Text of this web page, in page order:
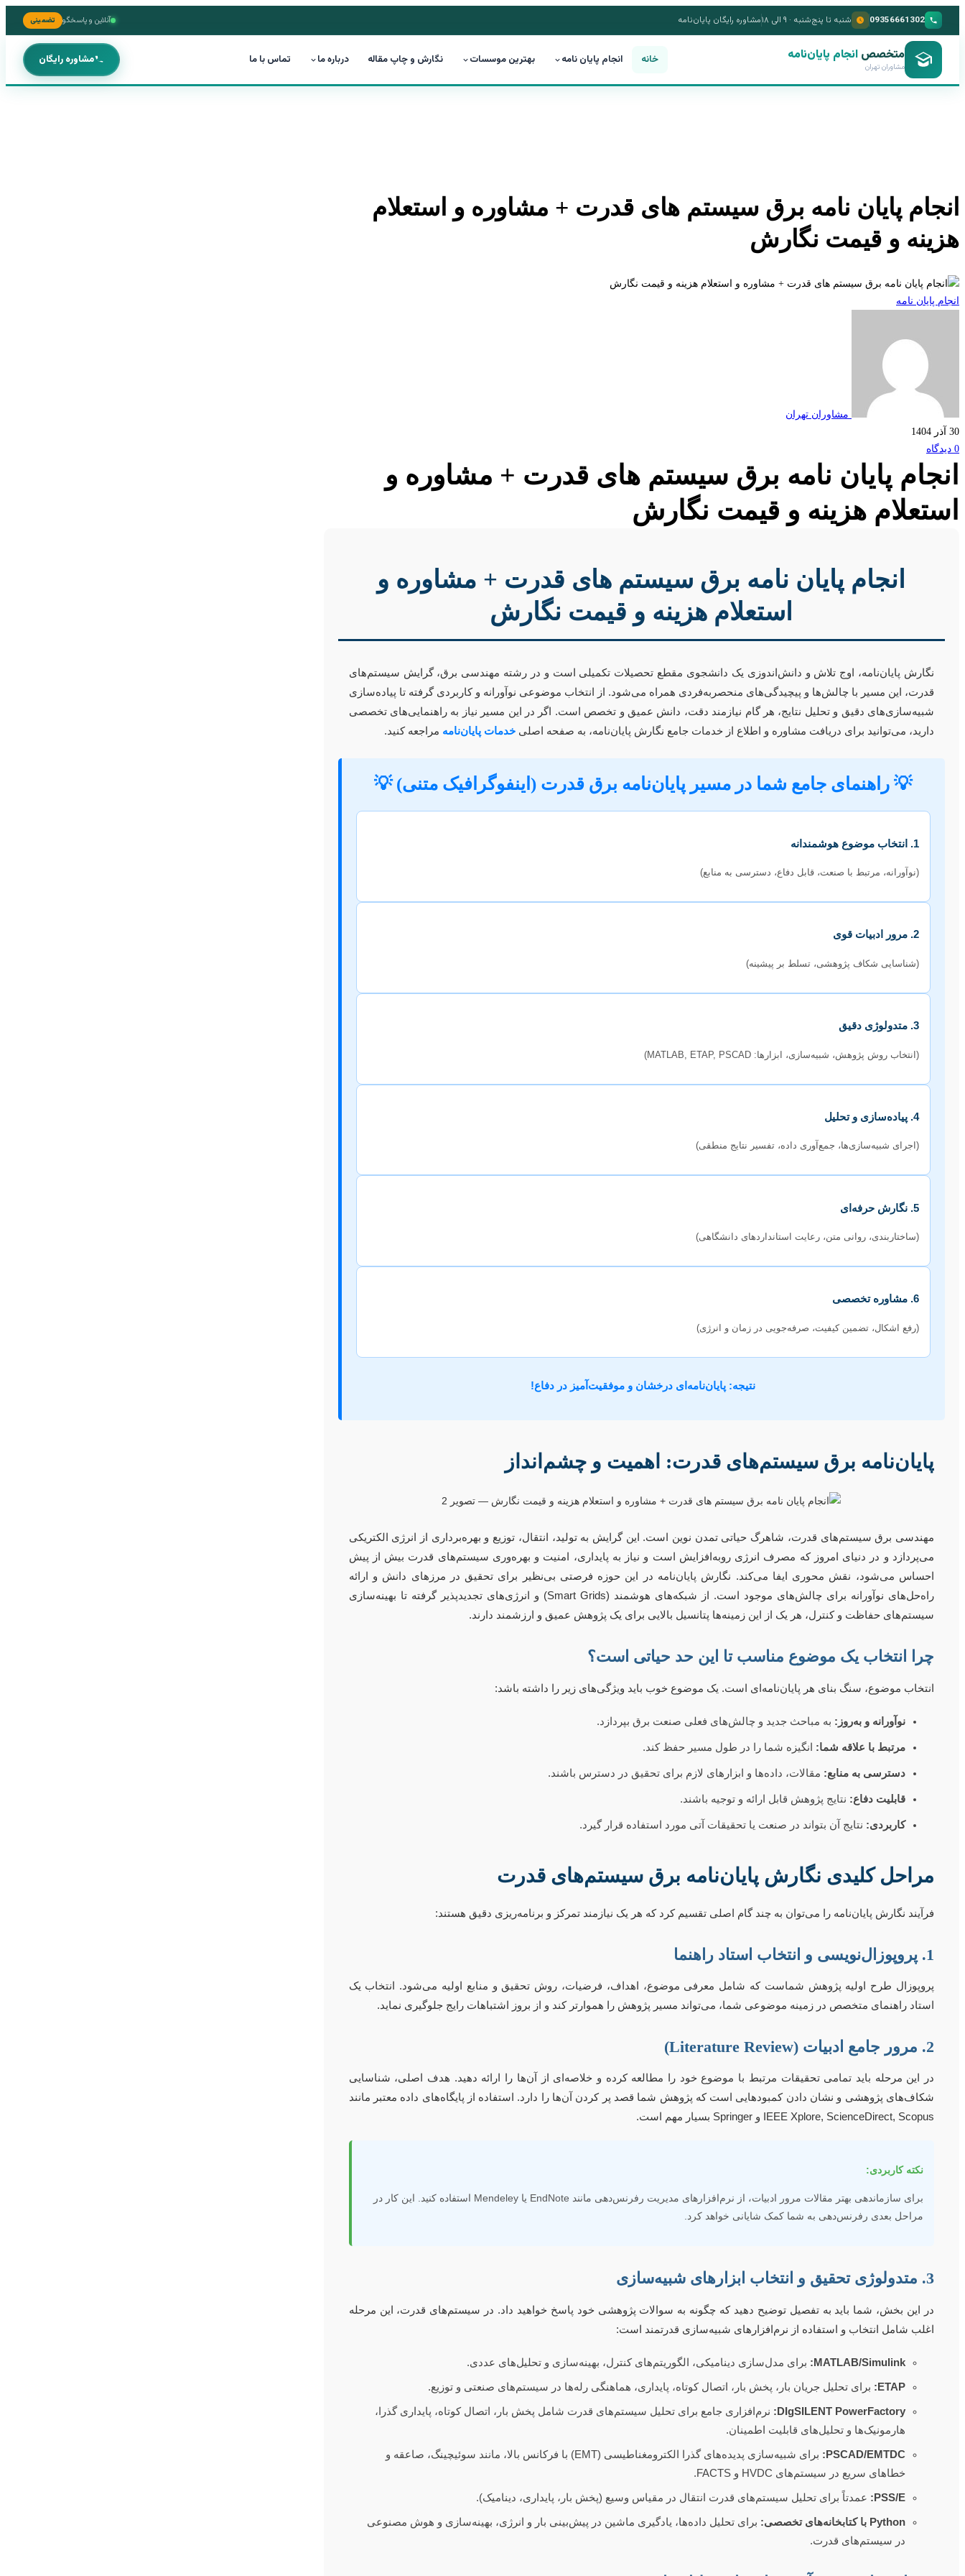
09356661302 شنبه تا پنج‌شنبه · ۹ الی ۱۸ مشاوره رایگان پایان‌نامه آنلاین و پاسخگو تضمینی
متخصص انجام پایان‌نامه
مشاوران تهران خانه انجام پایان نامه بهترین موسسات نگارش و چاپ مقاله درباره ما تماس با ما مشاوره رایگان
انجام پایان نامه برق سیستم های قدرت + مشاوره و استعلام
هزینه و قیمت نگارش
انجام پایان نامه
مشاوران تهران
30 آذر 1404
0 دیدگاه
انجام پایان نامه برق سیستم های قدرت + مشاوره و
استعلام هزینه و قیمت نگارش
انجام پایان نامه برق سیستم های قدرت + مشاوره و
استعلام هزینه و قیمت نگارش
نگارش پایان‌نامه، اوج تلاش و دانش‌اندوزی یک دانشجوی مقطع تحصیلات تکمیلی است و در رشته مهندسی برق، گرایش سیستم‌های
قدرت، این مسیر با چالش‌ها و پیچیدگی‌های منحصربه‌فردی همراه می‌شود. از انتخاب موضوعی نوآورانه و کاربردی گرفته تا پیاده‌سازی
شبیه‌سازی‌های دقیق و تحلیل نتایج، هر گام نیازمند دقت، دانش عمیق و تخصص است. اگر در این مسیر نیاز به راهنمایی‌های تخصصی
دارید، می‌توانید برای دریافت مشاوره و اطلاع از خدمات جامع نگارش پایان‌نامه، به صفحه اصلی خدمات پایان‌نامه مراجعه کنید.
💡 راهنمای جامع شما در مسیر پایان‌نامه برق قدرت (اینفوگرافیک متنی) 💡
1. انتخاب موضوع هوشمندانه
(نوآورانه، مرتبط با صنعت، قابل دفاع، دسترسی به منابع)
2. مرور ادبیات قوی
(شناسایی شکاف پژوهشی، تسلط بر پیشینه)
3. متدولوژی دقیق
(انتخاب روش پژوهش، شبیه‌سازی، ابزارها: MATLAB, ETAP, PSCAD)
4. پیاده‌سازی و تحلیل
(اجرای شبیه‌سازی‌ها، جمع‌آوری داده، تفسیر نتایج منطقی)
5. نگارش حرفه‌ای
(ساختاربندی، روانی متن، رعایت استانداردهای دانشگاهی)
6. مشاوره تخصصی
(رفع اشکال، تضمین کیفیت، صرفه‌جویی در زمان و انرژی)
نتیجه: پایان‌نامه‌ای درخشان و موفقیت‌آمیز در دفاع!
پایان‌نامه برق سیستم‌های قدرت: اهمیت و چشم‌انداز
مهندسی برق سیستم‌های قدرت، شاهرگ حیاتی تمدن نوین است. این گرایش به تولید، انتقال، توزیع و بهره‌برداری از انرژی الکتریکی
می‌پردازد و در دنیای امروز که مصرف انرژی روبه‌افزایش است و نیاز به پایداری، امنیت و بهره‌وری سیستم‌های قدرت بیش از پیش
احساس می‌شود، نقش محوری ایفا می‌کند. نگارش پایان‌نامه در این حوزه فرصتی بی‌نظیر برای تحقیق در مرزهای دانش و ارائه
راه‌حل‌های نوآورانه برای چالش‌های موجود است. از شبکه‌های هوشمند (Smart Grids) و انرژی‌های تجدیدپذیر گرفته تا بهینه‌سازی
سیستم‌های حفاظت و کنترل، هر یک از این زمینه‌ها پتانسیل بالایی برای یک پژوهش عمیق و ارزشمند دارند.
چرا انتخاب یک موضوع مناسب تا این حد حیاتی است؟
انتخاب موضوع، سنگ بنای هر پایان‌نامه‌ای است. یک موضوع خوب باید ویژگی‌های زیر را داشته باشد:
نوآورانه و به‌روز: به مباحث جدید و چالش‌های فعلی صنعت برق بپردازد.
مرتبط با علاقه شما: انگیزه شما را در طول مسیر حفظ کند.
دسترسی به منابع: مقالات، داده‌ها و ابزارهای لازم برای تحقیق در دسترس باشند.
قابلیت دفاع: نتایج پژوهش قابل ارائه و توجیه باشند.
کاربردی: نتایج آن بتواند در صنعت یا تحقیقات آتی مورد استفاده قرار گیرد.
مراحل کلیدی نگارش پایان‌نامه برق سیستم‌های قدرت
فرآیند نگارش پایان‌نامه را می‌توان به چند گام اصلی تقسیم کرد که هر یک نیازمند تمرکز و برنامه‌ریزی دقیق هستند:
1. پروپوزال‌نویسی و انتخاب استاد راهنما
پروپوزال طرح اولیه پژوهش شماست که شامل معرفی موضوع، اهداف، فرضیات، روش تحقیق و منابع اولیه می‌شود. انتخاب یک
استاد راهنمای متخصص در زمینه موضوعی شما، می‌تواند مسیر پژوهش را هموارتر کند و از بروز اشتباهات رایج جلوگیری نماید.
2. مرور جامع ادبیات (Literature Review)
در این مرحله باید تمامی تحقیقات مرتبط با موضوع خود را مطالعه کرده و خلاصه‌ای از آن‌ها را ارائه دهید. هدف اصلی، شناسایی
شکاف‌های پژوهشی و نشان دادن کمبودهایی است که پژوهش شما قصد پر کردن آن‌ها را دارد. استفاده از پایگاه‌های داده معتبر مانند
IEEE Xplore, ScienceDirect, Scopus و Springer بسیار مهم است.
نکته کاربردی:
برای سازماندهی بهتر مقالات مرور ادبیات، از نرم‌افزارهای مدیریت رفرنس‌دهی مانند EndNote یا Mendeley استفاده کنید. این کار در
مراحل بعدی رفرنس‌دهی به شما کمک شایانی خواهد کرد.
3. متدولوژی تحقیق و انتخاب ابزارهای شبیه‌سازی
در این بخش، شما باید به تفصیل توضیح دهید که چگونه به سوالات پژوهشی خود پاسخ خواهید داد. در سیستم‌های قدرت، این مرحله
اغلب شامل انتخاب و استفاده از نرم‌افزارهای شبیه‌سازی قدرتمند است:
MATLAB/Simulink: برای مدل‌سازی دینامیکی، الگوریتم‌های کنترل، بهینه‌سازی و تحلیل‌های عددی.
ETAP: برای تحلیل جریان بار، پخش بار، اتصال کوتاه، پایداری، هماهنگی رله‌ها در سیستم‌های صنعتی و توزیع.
DIgSILENT PowerFactory:
نرم‌افزاری جامع برای تحلیل سیستم‌های قدرت شامل پخش بار، اتصال کوتاه، پایداری گذرا،
هارمونیک‌ها و تحلیل‌های قابلیت اطمینان.
PSCAD/EMTDC:
برای شبیه‌سازی پدیده‌های گذرا الکترومغناطیسی (EMT) با فرکانس بالا، مانند سوئیچینگ، صاعقه و
خطاهای سریع در سیستم‌های HVDC و FACTS.
PSS/E: عمدتاً برای تحلیل سیستم‌های قدرت انتقال در مقیاس وسیع (پخش بار، پایداری، دینامیک).
Python با کتابخانه‌های تخصصی:
برای تحلیل داده‌ها، یادگیری ماشین در پیش‌بینی بار و انرژی، بهینه‌سازی و هوش مصنوعی
در سیستم‌های قدرت.